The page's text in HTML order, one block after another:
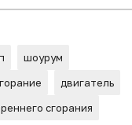
шоурум
двигатель
сгорания